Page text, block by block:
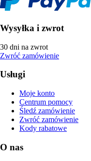
Wysyłka i zwrot
30 dni na zwrot
Zwróć zamówienie
Usługi
Moje konto
Centrum pomocy
Śledź zamówienie
Zwróć zamówienie
Kody rabatowe
O nas